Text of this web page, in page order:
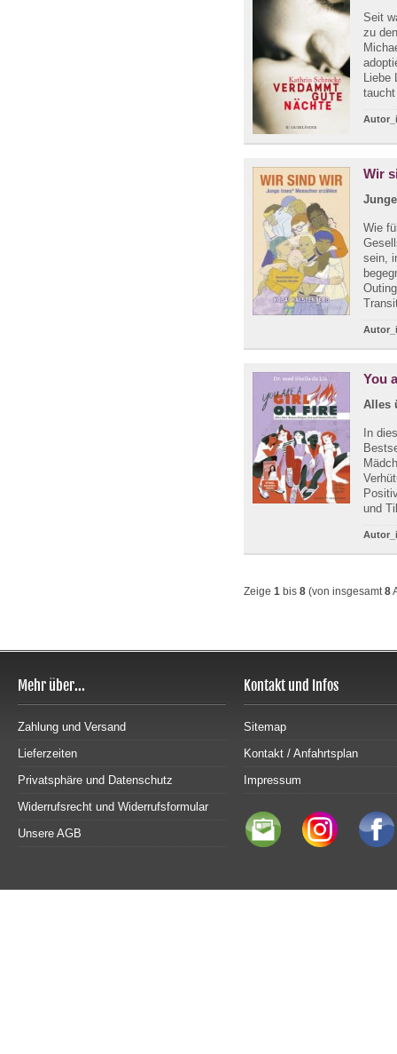
Seit
zu
Liebe
Wir
Wie
sein,
You
Alles
In
und
Zeige 1 bis 8 (von insgesamt 8
Mehr über...
Zahlung und Versand
Lieferzeiten
Privatsphäre und Datenschutz
Widerrufsrecht und Widerrufsformular
Unsere AGB
Kontakt und Infos
Sitemap
Kontakt / Anfahrtsplan
Impressum